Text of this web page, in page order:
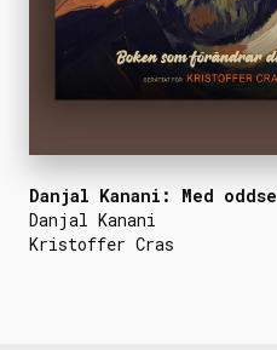
Danjal Kanani: Med
Danjal Kanani
Kristoffer Cras